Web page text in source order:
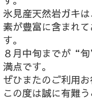
氷見産天然岩ガキ
素が豊富に含まれ
す。
８月中旬までが“
満点です。
ぜひまたのご利用
この度は誠に有難